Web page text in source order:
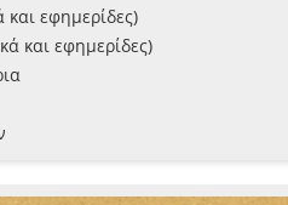
και εφημερίδες)
και εφημερίδες)